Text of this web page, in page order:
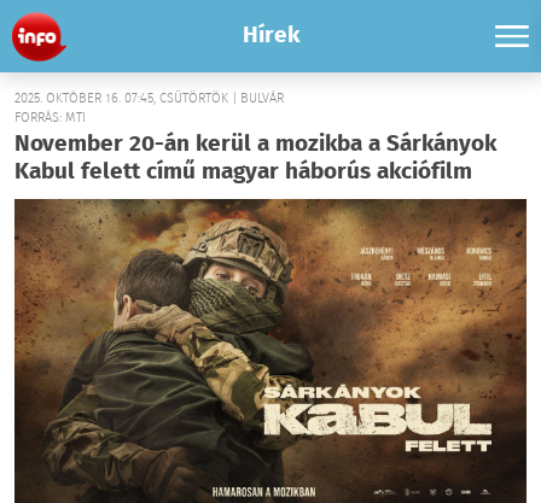
Hírek
2025. OKTÓBER 16. 07:45, CSÜTÖRTÖK | BULVÁR
FORRÁS: MTI
November 20-án kerül a mozikba a Sárkányok
Kabul felett című magyar háborús akciófilm